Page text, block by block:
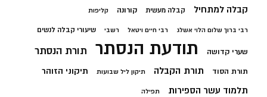
קבלה למתחיל קבלה מעשית קורונה קליפות
רבי ברוך שלום הלוי אשלג רבי חיים ויטאל רשבי שיעורי קבלה לנשים
שערי קדושה תודעת הנסתר תורת הנסתר
תורת הסוד תורת הקבלה תיקון ליל שבועות תיקוני הזוהר
תלמוד עשר הספירות תפילה